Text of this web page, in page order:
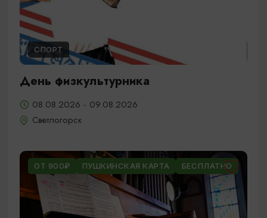
СПОРТ
День физкультурника
08.08.2026 - 09.08.2026
Светлогорск
ОТ 900₽ ПУШКИНСКАЯ КАРТА БЕСПЛАТНО